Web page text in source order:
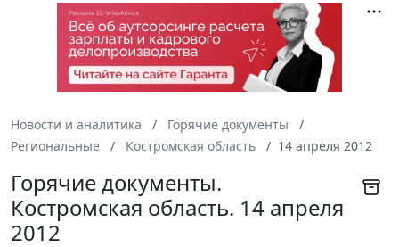
Новости и аналитика
Горячие документы
Региональные
Костромская область 14 апреля 2012
Горячие документы.
Костромская область. 14 апреля
2012